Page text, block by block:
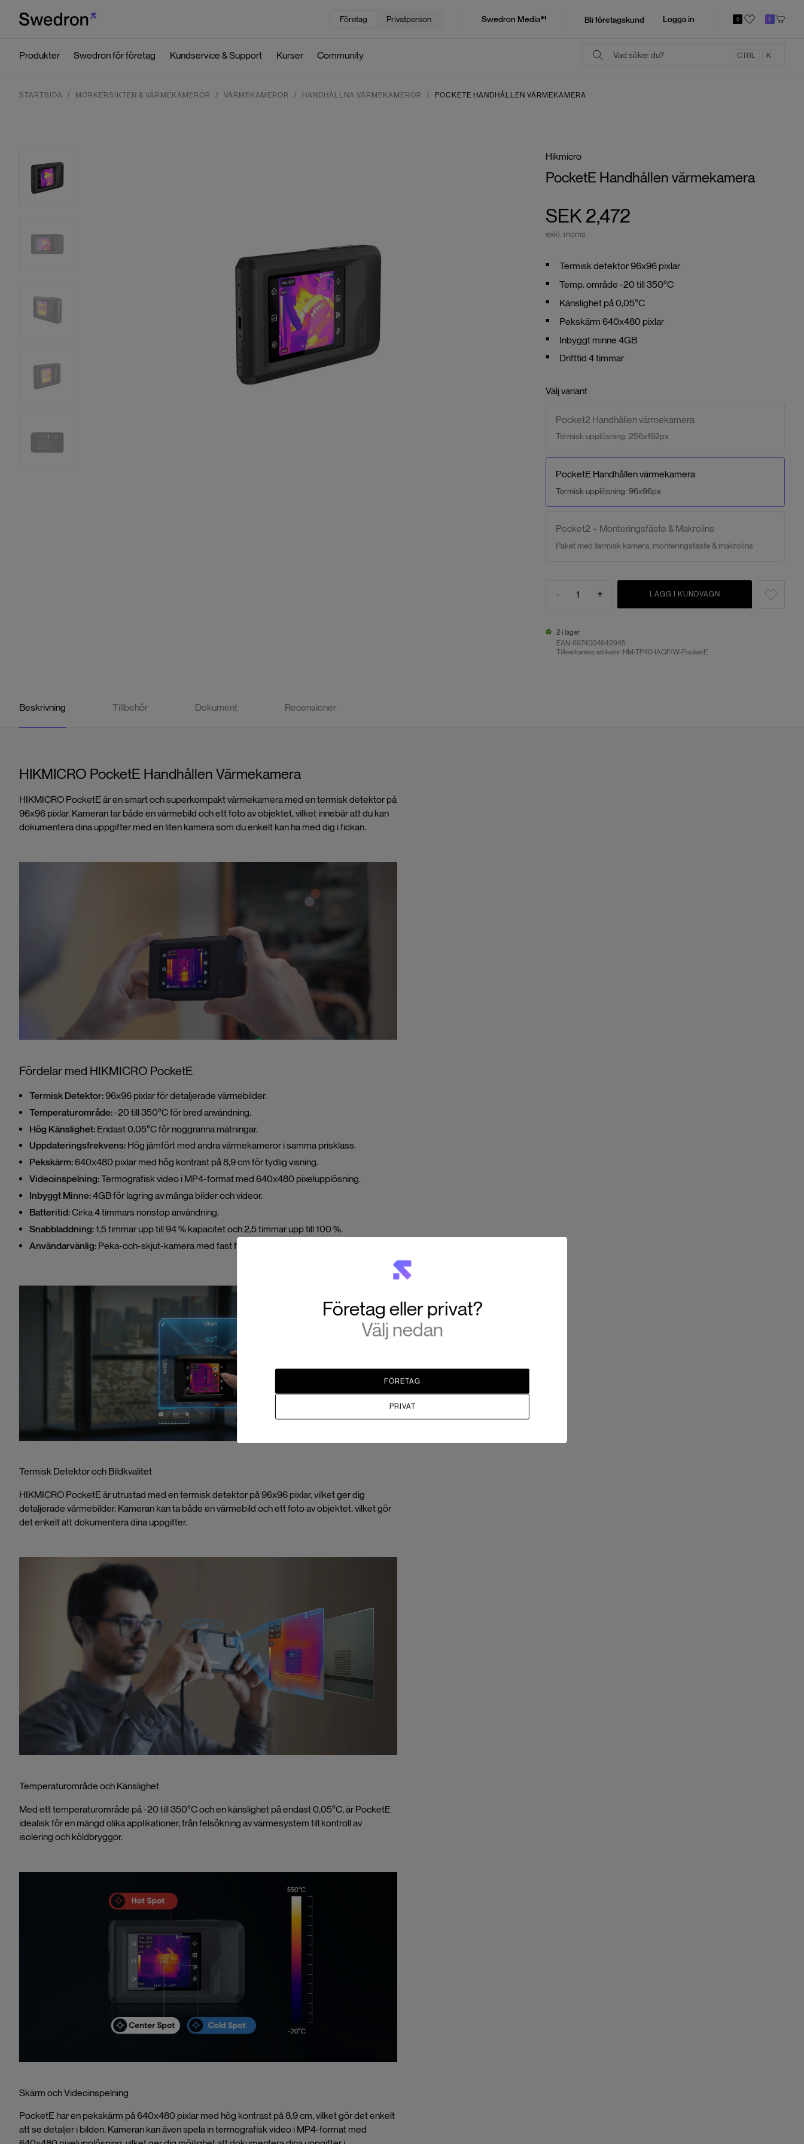
Företag Privatperson Swedron Media Bli företagskund Logga in 0 0
Produkter Swedron för företag Kundservice & Support Kurser Community CTRL K
STARTSIDA MÖRKERSIKTEN & VÄRMEKAMEROR VÄRMEKAMEROR HANDHÅLLNA VÄRMEKAMEROR POCKETE HANDHÅLLEN VÄRMEKAMERA
Hikmicro
PocketE Handhållen värmekamera
SEK 2,472
exkl. moms
Termisk detektor 96x96 pixlar
Temp. område -20 till 350°C
Känslighet på 0,05°C
Pekskärm 640x480 pixlar
Inbyggt minne 4GB
Drifttid 4 timmar
Välj variant
Pocket2 Handhållen värmekamera
Termisk upplösning: 256x192px
PocketE Handhållen värmekamera
Termisk upplösning: 96x96px
Pocket2 + Monteringsfäste & Makrolins
Paket med termisk kamera, monteringsfäste & makrolins
- 1 + LÄGG I KUNDVAGN
2 i lager
EAN:6974004642945
Tillverkarens artikelnr: HM-TP40-1AQF/W-PocketE
Beskrivning Tillbehör Dokument Recensioner
HIKMICRO PocketE Handhållen Värmekamera
HIKMICRO PocketE är en smart och superkompakt värmekamera med en termisk detektor på
96x96 pixlar. Kameran tar både en värmebild och ett foto av objektet, vilket innebär att du kan
dokumentera dina uppgifter med en liten kamera som du enkelt kan ha med dig i fickan.
Fördelar med HIKMICRO PocketE
Termisk Detektor:96x96 pixlar för detaljerade värmebilder.
Temperaturområde:-20 till 350°C för bred användning.
Hög Känslighet: Endast 0,05°C för noggranna mätningar.
Uppdateringsfrekvens: Hög jämfört med andra värmekameror i samma prisklass.
Pekskärm:640x480 pixlar med hög kontrast på 8,9 cm för tydlig visning.
Videoinspelning:Termografisk video i MP4-format med 640x480 pixelupplösning.
Inbyggt Minne:4GB för lagring av många bilder och videor.
Batteritid:Cirka 4 timmars nonstop användning.
Snabbladdning:1,5 timmar upp till 94 % kapacitet och 2,5 timmar upp till 100 %.
Användarvänlig: Peka-och-skjut-kamera med fast fokus och enkel dokumentation.
Termisk Detektor och Bildkvalitet
HIKMICRO PocketE är utrustad med en termisk detektor på 96x96 pixlar, vilket ger dig
detaljerade värmebilder. Kameran kan ta både en värmebild och ett foto av objektet, vilket gör
det enkelt att dokumentera dina uppgifter.
Temperaturområde och Känslighet
Med ett temperaturområde på -20 till 350°C och en känslighet på endast 0,05°C, är PocketE
idealisk för en mängd olika applikationer, från felsökning av värmesystem till kontroll av
isolering och köldbryggor.
Skärm och Videoinspelning
PocketE har en pekskärm på 640x480 pixlar med hög kontrast på 8,9 cm, vilket gör det enkelt
att se detaljer i bilden. Kameran kan även spela in termografisk video i MP4-format med
Företag eller privat?
Välj nedan
FÖRETAG
PRIVAT